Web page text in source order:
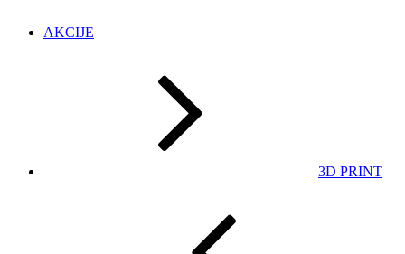
AKCIJE
3D PRINT